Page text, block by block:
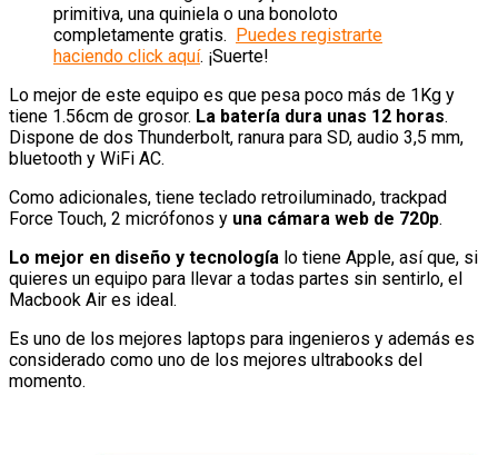
primitiva, una quiniela o una bonoloto
completamente gratis.
Puedes registrarte
haciendo click aquí. ¡Suerte!
Lo mejor de este equipo es que pesa poco más de 1Kg y
tiene 1.56cm de grosor. La batería dura unas 12 horas.
Dispone de dos Thunderbolt, ranura para SD, audio 3,5 mm,
bluetooth y WiFi AC.
Como adicionales, tiene teclado retroiluminado, trackpad
Force Touch, 2 micrófonos y una cámara web de 720p.
Lo mejor en diseño y tecnología lo tiene Apple, así que, si
quieres un equipo para llevar a todas partes sin sentirlo, el
Macbook Air es ideal.
Es uno de los mejores laptops para ingenieros y además es
considerado como uno de los mejores ultrabooks del
momento.